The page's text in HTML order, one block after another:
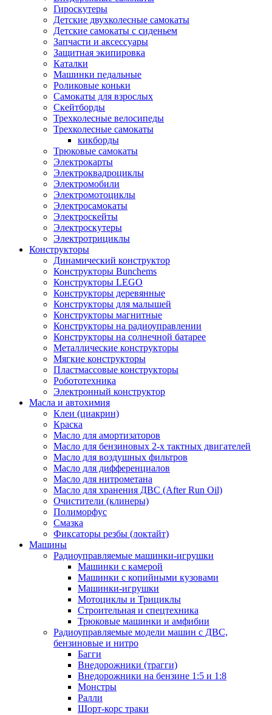
Гироскутеры
Детские двухколесные самокаты
Детские самокаты с сиденьем
Запчасти и аксессуары
Защитная экипировка
Каталки
Машинки педальные
Роликовые коньки
Самокаты для взрослых
Скейтборды
Трехколесные велосипеды
Трехколесные самокаты
кикборды
Трюковые самокаты
Электрокарты
Электроквадроциклы
Электромобили
Электромотоциклы
Электросамокаты
Электроскейты
Электроскутеры
Электротрициклы
Конструкторы
Динамический конструктор
Конструкторы Bunchems
Конструкторы LEGO
Конструкторы деревянные
Конструкторы для малышей
Конструкторы магнитные
Конструкторы на радиоуправлении
Конструкторы на солнечной батарее
Металлические конструкторы
Мягкие конструкторы
Пластмассовые конструкторы
Робототехника
Электронный конструктор
Масла и автохимия
Клеи (циакрин)
Краска
Масло для амортизаторов
Масло для бензиновых 2-х тактных двигателей
Масло для воздушных фильтров
Масло для дифференциалов
Масло для нитрометана
Масло для хранения ДВС (After Run Oil)
Очистители (клинеры)
Полиморфус
Смазка
Фиксаторы резбы (локтайт)
Машины
Радиоуправляемые машинки-игрушки
Машинки с камерой
Машинки с копийными кузовами
Машинки-игрушки
Мотоциклы и Трициклы
Строительная и спецтехника
Трюковые машинки и амфибии
Радиоуправляемые модели машин с ДВС,
бензиновые и нитро
Багги
Внедорожники (трагги)
Внедорожники на бензине 1:5 и 1:8
Монстры
Ралли
Шорт-корс траки